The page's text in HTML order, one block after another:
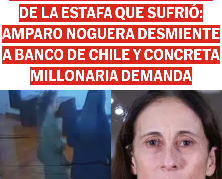
View this post on Instagram
DE LA ESTAFA QUE SUFRIÓ:
AMPARO NOGUERA DESMIENTE
A BANCO DE CHILE Y CONCRETA
MILLONARIA DEMANDA